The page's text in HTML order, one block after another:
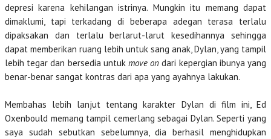
depresi karena kehilangan istrinya. Mungkin itu memang dapat
dimaklumi, tapi terkadang di beberapa adegan terasa terlalu
dipaksakan dan terlalu berlarut-larut kesedihannya sehingga
dapat memberikan ruang lebih untuk sang anak, Dylan, yang tampil
lebih tegar dan bersedia untuk move on dari kepergian ibunya yang
benar-benar sangat kontras dari apa yang ayahnya lakukan.
Membahas lebih lanjut tentang karakter Dylan di film ini, Ed
Oxenbould memang tampil cemerlang sebagai Dylan. Seperti yang
saya sudah sebutkan sebelumnya, dia berhasil menghidupkan